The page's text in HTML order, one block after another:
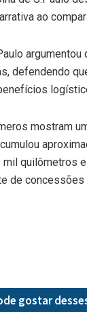
ao
defendendo
mostram
mil quilômetros
de
gostar